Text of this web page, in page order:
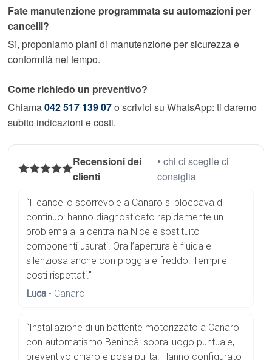
Fate manutenzione programmata su automazioni per
cancelli?
Sì, proponiamo piani di manutenzione per sicurezza e
conformità nel tempo.
Come richiedo un preventivo?
Chiama042 517 139 07o scrivici su WhatsApp: ti daremo
subito indicazioni e costi.
Recensioni dei
clienti
• chi ci sceglie ci
consiglia
“Il cancello scorrevole a Canaro si bloccava di
continuo: hanno diagnosticato rapidamente un
problema alla centralina Nice e sostituito i
componenti usurati. Ora l’apertura è fluida e
silenziosa anche con pioggia e freddo. Tempi e
costi rispettati.”
Luca • Canaro
“Installazione di un battente motorizzato a Canaro
con automatismo Benincà: sopralluogo puntuale,
preventivo chiaro e posa pulita. Hanno configurato